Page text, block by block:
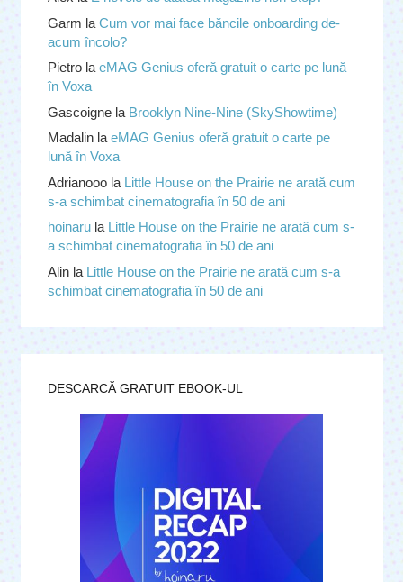
Garm la Cum vor mai face băncile onboarding de-
acum încolo?
Pietrola eMAG Genius oferă gratuit o carte pe lună
în Voxa
Gascoignela Brooklyn Nine-Nine (SkyShowtime)
Madalinla eMAG Genius oferă gratuit o carte pe
lună în Voxa
Adrianooola Little House on the Prairie ne arată cum
s-a schimbat cinematografia în 50 de ani
hoinarula Little House on the Prairie ne arată cum s-
a schimbat cinematografia în 50 de ani
Alinla Little House on the Prairie ne arată cum s-a
schimbat cinematografia în 50 de ani
DESCARCĂ GRATUIT EBOOK-UL